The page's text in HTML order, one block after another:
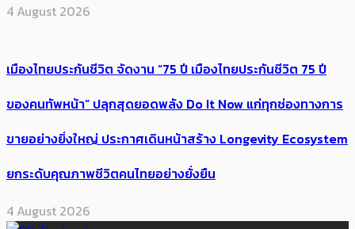
4 August 2026
เมืองไทยประกันชีวิต จัดงาน “75 ปี เมืองไทยประกันชีวิต 75 ปี
ของคนทัพหน้า” ปลุกสุดยอดพลัง Do It Now แก่ทุกช่องทางการ
ขายอย่างยิ่งใหญ่ ประกาศเดินหน้าสร้าง Longevity Ecosystem
ยกระดับคุณภาพชีวิตคนไทยอย่างยั่งยืน
4 August 2026